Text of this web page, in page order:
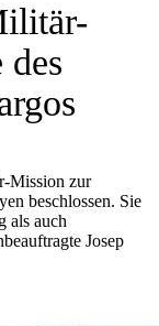
Mission zur
beschlossen. Sie
als auch
Josep